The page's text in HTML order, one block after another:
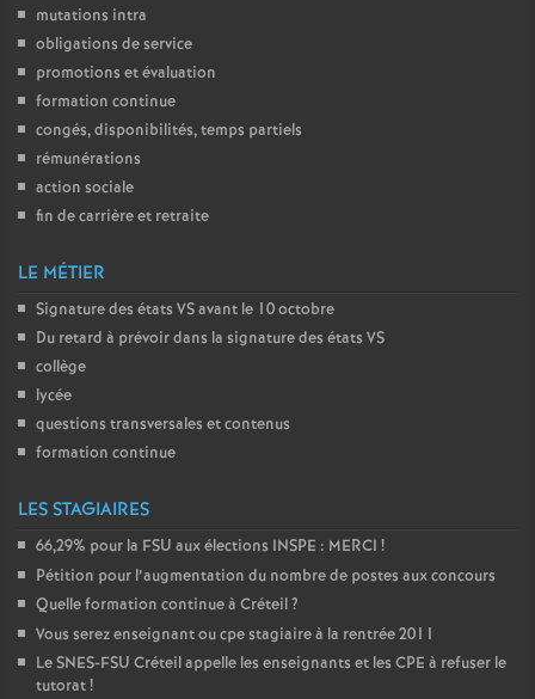
n
o
u
r
mutations intra
obligations de service
promotions et évaluation
formation continue
congés, disponibilités, temps partiels
rémunérations
action sociale
fin de carrière et retraite
LE MÉTIER
Signature des états VSavant le 10 octobre
Du retard à prévoir dans la signature des états VS
collège
lycée
questions transversales et contenus
formation continue
LES STAGIAIRES
66,29% pour la FSU aux élections INSPE : MERCI !
Pétition pour l’augmentation du nombre de postes aux concours
Quelle formation continue à Créteil?
Vous serez enseignant ou cpe stagiaire à la rentrée 2011
LeSNES-FSU Créteil appelle les enseignants et les CPE à refuser le
tutorat!